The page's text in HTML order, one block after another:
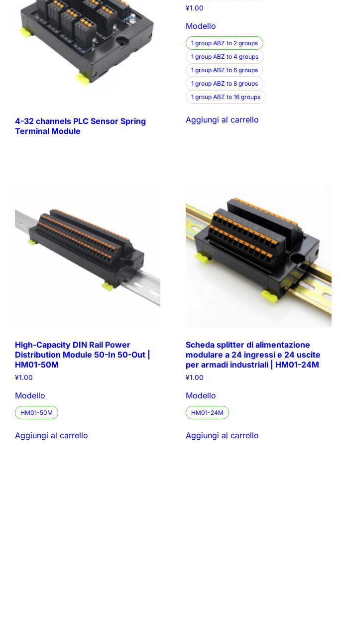
4-32 channels PLC Sensor Spring
Terminal Module
¥1.00
Modello
1 group ABZ to 2 groups
1 group ABZ to 4 groups
1 group ABZ to 6 groups
1 group ABZ to 8 groups
1 group ABZ to 16 groups
Aggiungi al carrello
High-Capacity DIN Rail Power
Distribution Module 50-In 50-Out |
HM01-50M
¥1.00
Modello
HM01-50M
Aggiungi al carrello
Scheda splitter di alimentazione
modulare a 24 ingressi e 24 uscite
per armadi industriali | HM01-24M
¥1.00
Modello
HM01-24M
Aggiungi al carrello